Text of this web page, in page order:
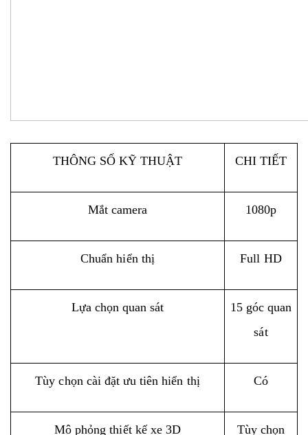
THÔNG SỐ KỸ THUẬT CHI TIẾT
Mắt camera 1080p
Chuẩn hiển thị Full HD
Lựa chọn quan sát
15 góc quan
sát
Tùy chọn cài đặt ưu tiên hiển thị Có
Mô phỏng thiết kế xe 3D Tùy chọn